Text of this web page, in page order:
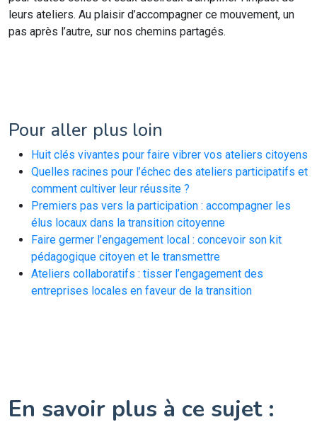
leurs ateliers. Au plaisir d’accompagner ce mouvement, un
pas après l’autre, sur nos chemins partagés.
Pour aller plus loin
Huit clés vivantes pour faire vibrer vos ateliers citoyens
Quelles racines pour l’échec des ateliers participatifs et
comment cultiver leur réussite ?
Premiers pas vers la participation : accompagner les
élus locaux dans la transition citoyenne
Faire germer l’engagement local : concevoir son kit
pédagogique citoyen et le transmettre
Ateliers collaboratifs : tisser l’engagement des
entreprises locales en faveur de la transition
En savoir plus à ce sujet :